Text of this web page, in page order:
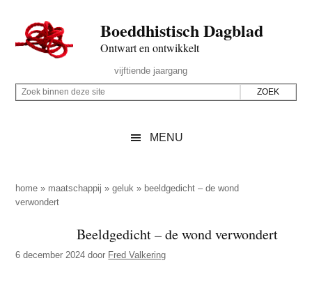
naar
de
inhoud
secondary
naar
de
sidebar
naar
de
Boeddhistisch Dagblad
Ontwart en ontwikkelt
Rechts
vijftiende jaargang
Z
p
d
z
Z
i
n
n
MENU
home » maatschappij »geluk » beeldgedicht – de wond
verwondert
Beeldgedicht – de wond verwondert
6 december 2024 door Fred Valkering